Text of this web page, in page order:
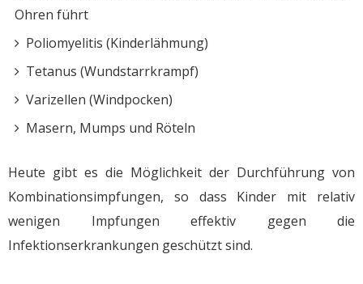
Ohren führt
Poliomyelitis (Kinderlähmung)
Tetanus (Wundstarrkrampf)
Varizellen (Windpocken)
Masern, Mumps und Röteln
Heute gibt es die Möglichkeit der Durchführung von
Kombinationsimpfungen, so dass Kinder mit relativ
wenigen Impfungen effektiv gegen die
Infektionserkrankungen geschützt sind.